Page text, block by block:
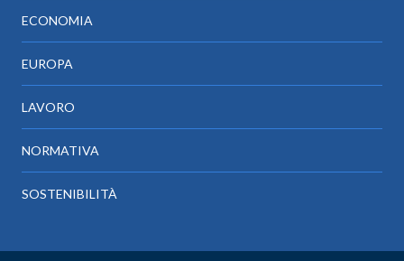
ECONOMIA
EUROPA
LAVORO
NORMATIVA
SOSTENIBILITÀ